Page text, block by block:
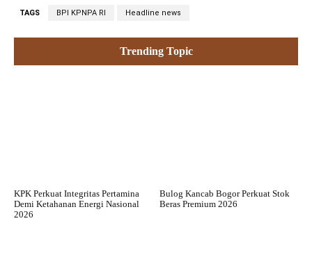
TAGS BPI KPNPA RI Headline news
Trending Topic
KPK Perkuat Integritas Pertamina
Demi Ketahanan Energi Nasional
2026
Bulog Kancab Bogor Perkuat Stok
Beras Premium 2026